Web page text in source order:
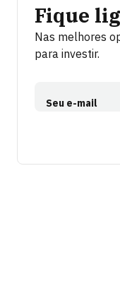
Fique
Nas melhores
para investir.
Seu e-mail